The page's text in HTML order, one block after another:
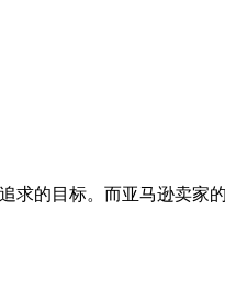
求的目标。而亚马逊卖